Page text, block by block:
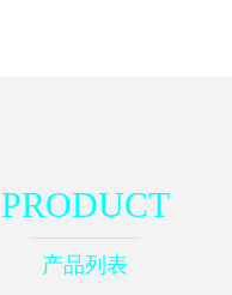
PRODUCT
产品列表